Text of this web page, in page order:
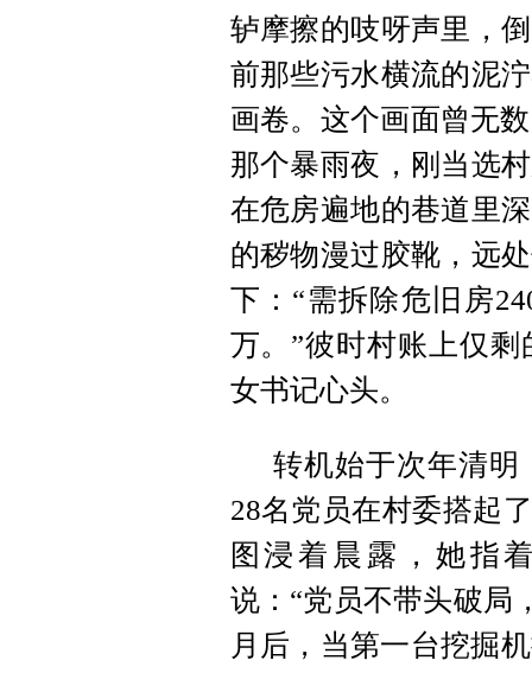
轳摩擦的吱呀声里，
前那些污水横流的泥
画卷。这个画面曾无
那个暴雨夜，刚当选
在危房遍地的巷道里
的秽物漫过胶靴，远
下：“需拆除危旧房
万。”彼时村账上仅
女书记心头。
转机始于次年清明
28名党员在村委搭起
图浸着晨露，她指
说：“党员不带头破局
月后，当第一台挖掘